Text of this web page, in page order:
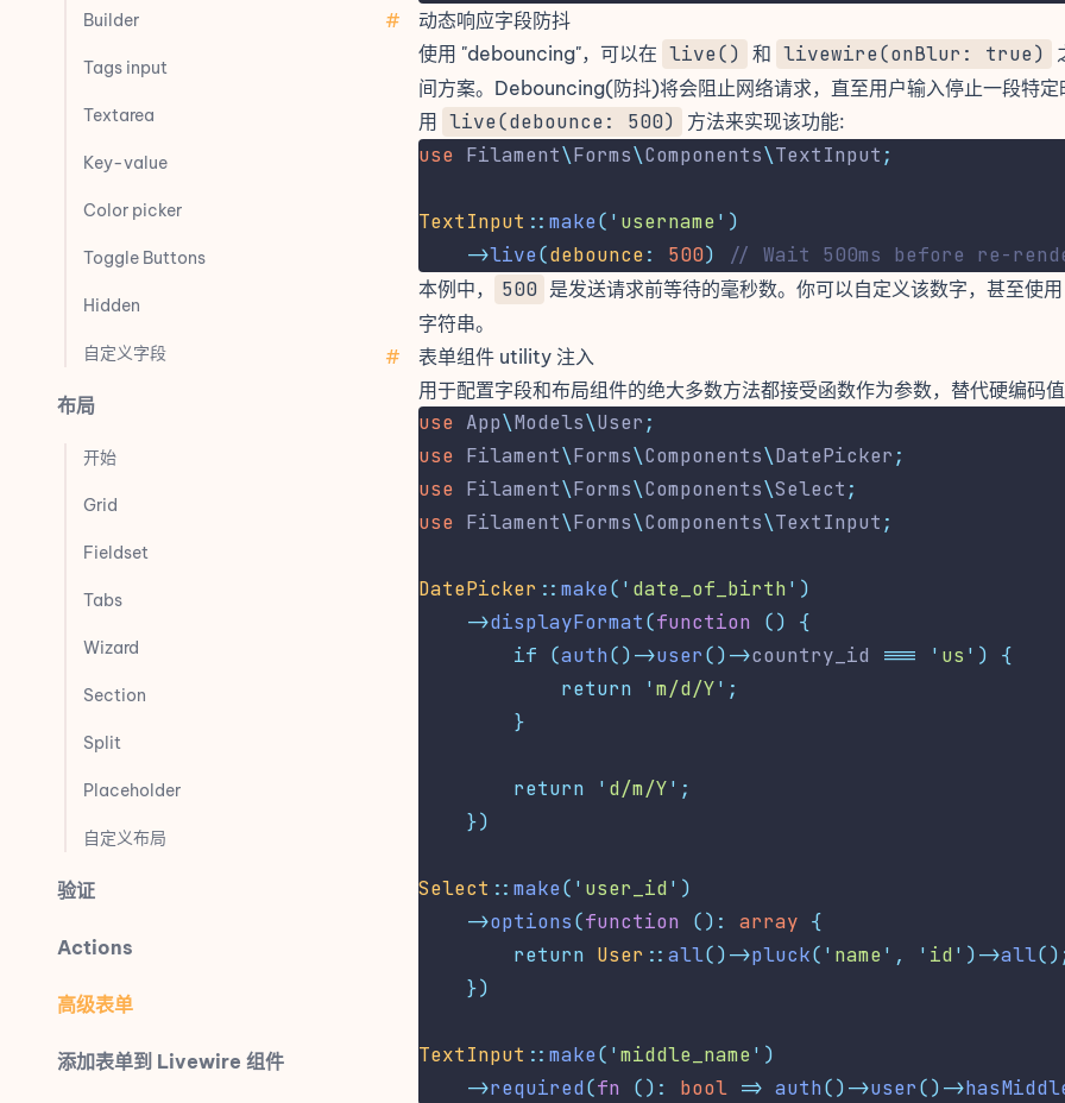
Builder
Tags input
Textarea
Key-value
Color picker
Toggle Buttons
Hidden
自定义字段
布局
开始
Grid
Fieldset
Tabs
Wizard
Section
Split
Placeholder
自定义布局
验证
Actions
高级表单
添加表单到 Livewire 组件
#
动态响应字段防抖
使用 "debouncing"，可以在 live() 和 livewire(onBlur: true)
间方案。Debouncing(防抖)将会阻止网络请求，直至用户输入停止一段特定
用
live(debounce: 500) 方法来实现该功能:
use Filament\Forms\Components\TextInput ;
TextInput :: make( ' username ' )
->live(debounce: 500) // Wait 500ms before re-
本例中， 500 是发送请求前等待的毫秒数。你可以自定义该数字，甚至使用
字符串。
#
表单组件 utility 注入
用于配置字段和布局组件的绝大多数方法都接受函数作为参数，替代硬编码值
use App\Models\User ;
use Filament\Forms\Components\DatePicker ;
use Filament\Forms\Components\Select ;
use Filament\Forms\Components\TextInput ;
DatePicker :: make( ' date_of_birth ' )
->displayFormat(function ()
{
if
(auth()->user()->country_id === ' us ' )
{
return
'm/d/Y' ;
}
return ' d/m/Y' ;
})
Select :: make( ' user_id ' )
->options(function (): array {
return User :: all()->pluck( ' name ' , ' id ' )->all
})
TextInput :: make( 'middle_name ' )
->required(fn (): bool => auth()->user()->